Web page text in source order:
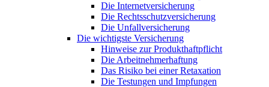
Die Internetversicherung
Die Rechtsschutzversicherung
Die Unfallversicherung
Die wichtigste Versicherung
Hinweise zur Produkthaftpflicht
Die Arbeitnehmerhaftung
Das Risiko bei einer Retaxation
Die Testungen und Impfungen